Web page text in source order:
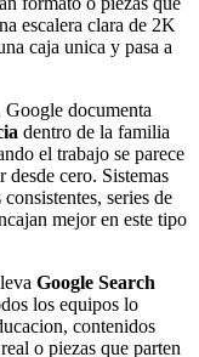
escalera clara de 2K
caja unica y pasa a
Google documenta
dentro de la familia
el trabajo se parece
cero. Sistemas
series de
mejor en este tipo
Google Search
los equipos lo
contenidos
o piezas que parten